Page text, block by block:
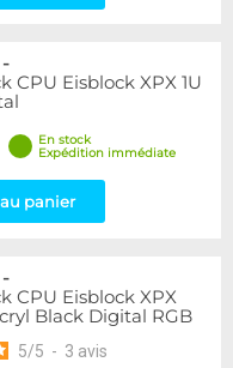
-
CPU Eisblock XPX 1U
En stock
Expédition immédiate
panier
-
CPU Eisblock XPX
Black Digital RGB
5/5 - 3 avis